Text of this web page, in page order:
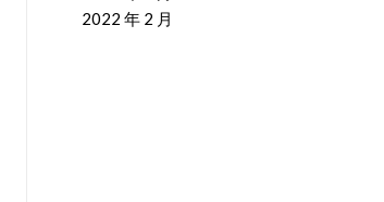
2022 年 2 月